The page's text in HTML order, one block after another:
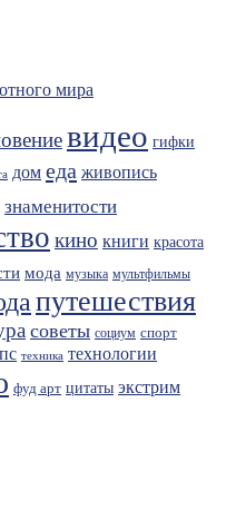
мира
видео гифки
дом еда живопись
знаменитости
кино книги красота
мода музыка мультфильмы
путешествия
советы социум спорт
техника технологии
фуд арт цитаты экстрим